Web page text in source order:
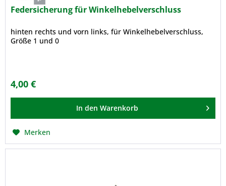
Federsicherung für Winkelhebelverschluss
hinten rechts und vorn links, für Winkelhebelverschluss,
Größe 1 und 0
4,00 €
In den Warenkorb
Merken